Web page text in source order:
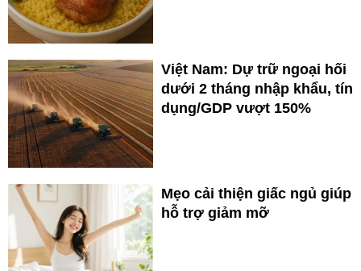
Việt Nam: Dự trữ ngoại hối
dưới 2 tháng nhập khẩu, tín
dụng/GDP vượt 150%
Mẹo cải thiện giấc ngủ giúp
hỗ trợ giảm mỡ